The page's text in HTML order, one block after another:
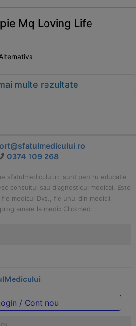
Mq Loving Life
multe rezultate
0374 109 268
sfatulmedicului.ro sunt pentru educatie
consultul sau diagnosticul medical. Este
medicul Dvs., fie unul din medicii
la medic Clickmed.
/ Cont nou